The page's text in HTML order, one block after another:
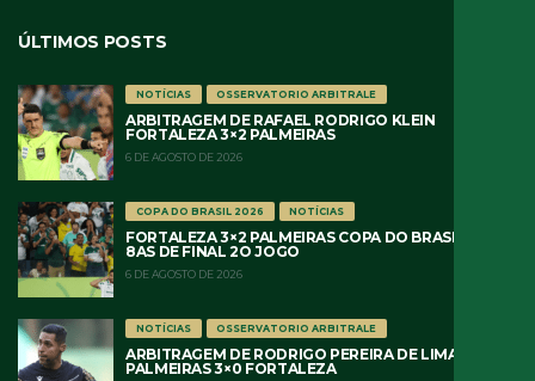
ÚLTIMOS POSTS
NOTÍCIAS OSSERVATORIO ARBITRALE
ARBITRAGEM DE RAFAEL RODRIGO KLEIN
FORTALEZA 3×2 PALMEIRAS
6 DE AGOSTO DE 2026
COPA DO BRASIL 2026 NOTÍCIAS
FORTALEZA 3×2 PALMEIRAS COPA DO BRASIL 2026
8AS DE FINAL 2O JOGO
6 DE AGOSTO DE 2026
NOTÍCIAS OSSERVATORIO ARBITRALE
ARBITRAGEM DE RODRIGO PEREIRA DE LIMA
PALMEIRAS 3×0 FORTALEZA